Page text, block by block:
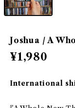
Joshua / A
¥1,980
International